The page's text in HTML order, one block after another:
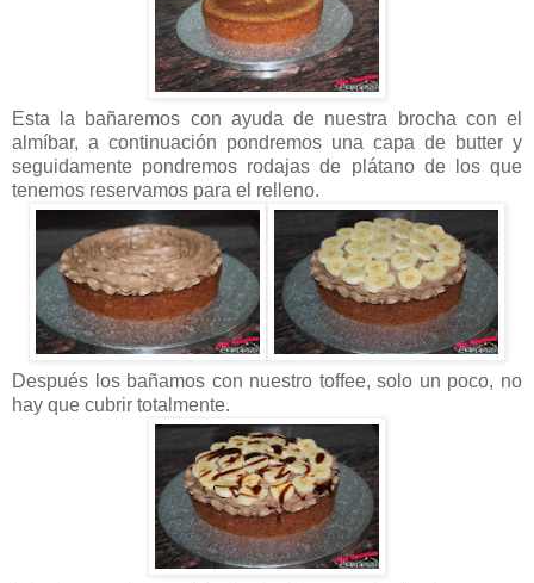
Esta la bañaremos con ayuda de nuestra brocha con el
almíbar, a continuación pondremos una capa de butter y
seguidamente pondremos rodajas de plátano de los que
tenemos reservamos para el relleno.
Después los bañamos con nuestro toffee, solo un poco, no
hay que cubrir totalmente.